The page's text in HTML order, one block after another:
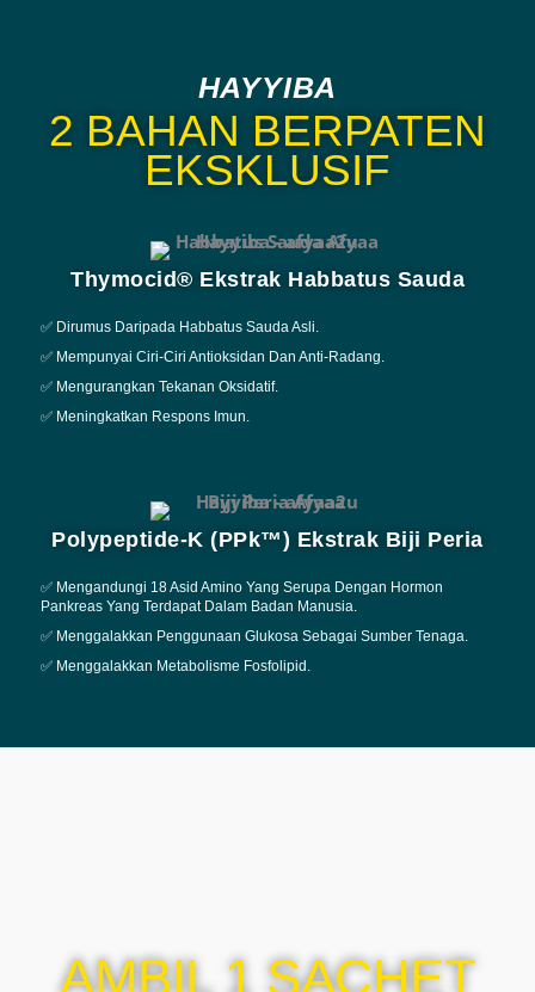
HAYYIBA
2 BAHAN BERPATEN
EKSKLUSIF
Thymocid® Ekstrak Habbatus Sauda
✅ Dirumus Daripada Habbatus Sauda Asli.
✅ Mempunyai Ciri-Ciri Antioksidan Dan Anti-Radang.
✅ Mengurangkan Tekanan Oksidatif.
✅ Meningkatkan Respons Imun.
Polypeptide-K (PPk™) Ekstrak Biji Peria
✅ Mengandungi 18 Asid Amino Yang Serupa Dengan Hormon
Pankreas Yang Terdapat Dalam Badan Manusia.
✅ Menggalakkan Penggunaan Glukosa Sebagai Sumber Tenaga.
✅ Menggalakkan Metabolisme Fosfolipid.
AMBIL 1 SACHET